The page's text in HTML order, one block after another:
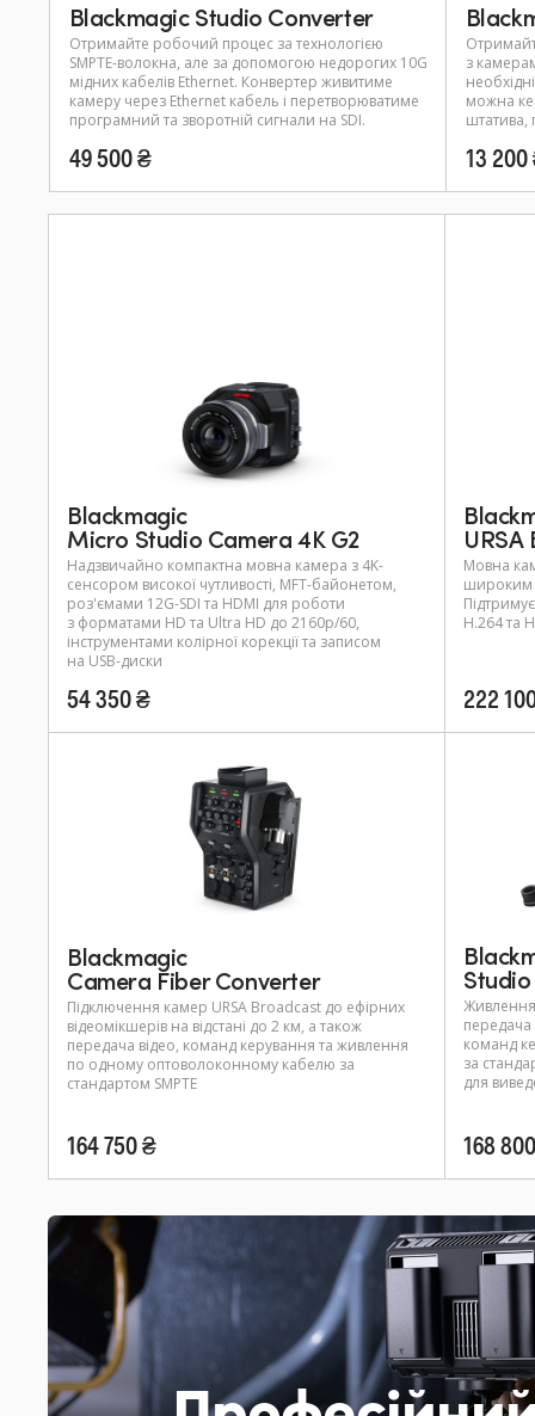
Blackmagic Studio Converter
Отримайте робочий процес за технологією
SMPTE-волокна, але за допомогою недорогих 10G
мідних кабелів Ethernet. Конвертер живитиме
камеру через Ethernet кабель і перетворюватиме
програмний та зворотній сигнали на SDI.
49 500 ₴
з
можна
штатива,
13 200
Blackmagic
Micro Studio Camera 4K G2
Надзвичайно компактна мовна камера з 4K-
сенсором високої чутливості, MFT-байонетом,
роз'ємами 12G-SDI та HDMI для роботи
з форматами HD та Ultra HD до 2160p/60,
інструментами колірної корекції та записом
на USB-диски
54 350 ₴
URSA
Мовна
широким
H.264 та
222
Blackmagic
Camera Fiber Converter
Підключення камер URSA Broadcast до ефірних
відеомікшерів на відстані до 2 км, а також
передача відео, команд керування та живлення
по одному оптоволоконному кабелю за
стандартом SMPTE
164 750 ₴
Живлення
передача
команд
за
для
168